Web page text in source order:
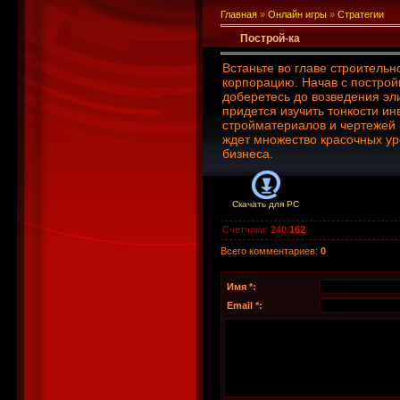
Главная » Онлайн игры » Стратегии
Построй-ка
Встаньте во главе
корпорацию. Начав с
доберетесь до возведения
придется изучить тонкости
стройматериалов и
ждет множество красочных
бизнеса.
Скачать для PC
Счетчики: 240/162
Всего комментариев: 0
Имя *:
Email *: